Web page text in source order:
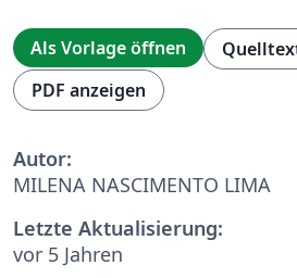
Als Vorlage öffnen
PDF anzeigen
Autor:
MILENA NASCIMENTO LIMA
Letzte Aktualisierung:
vor 5 Jahren